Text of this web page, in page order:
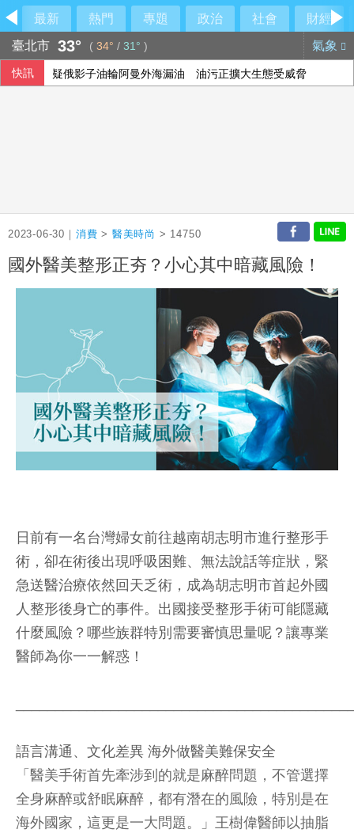
最新 熱門 專題 政治 社會
財經
臺北市 33° ( 34° / 31° ) 氣象
快訊 疑俄影子油輪阿曼外海漏油 油污正擴大生態受威脅
2023-06-30｜ 消費 > 醫美時尚 > 14750
國外醫美整形正夯？小心其中暗藏風險！
日前有一名台灣婦女前往越南胡志明市進行整形手
術，卻在術後出現呼吸困難、無法說話等症狀，緊
急送醫治療依然回天乏術，成為胡志明市首起外國
人整形後身亡的事件。出國接受整形手術可能隱藏
什麼風險？哪些族群特別需要審慎思量呢？讓專業
醫師為你一一解惑！
語言溝通、文化差異 海外做醫美難保安全
「醫美手術首先牽涉到的就是麻醉問題，不管選擇
全身麻醉或舒眠麻醉，都有潛在的風險，特別是在
海外國家，這更是一大問題。」王樹偉醫師以抽脂